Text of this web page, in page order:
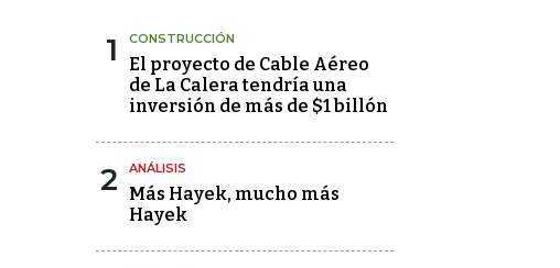
1 CONSTRUCCIÓN
El proyecto de Cable Aéreo
de La Calera tendría una
inversión de más de $1 billón
2 ANÁLISIS
Más Hayek, mucho más
Hayek